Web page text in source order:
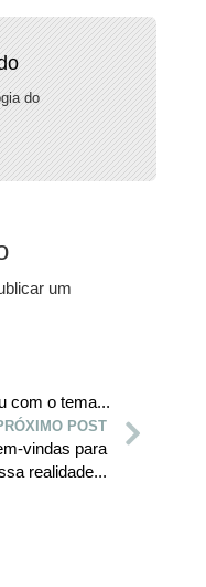
do
um
com o tema...
POST
vindas para
realidade...